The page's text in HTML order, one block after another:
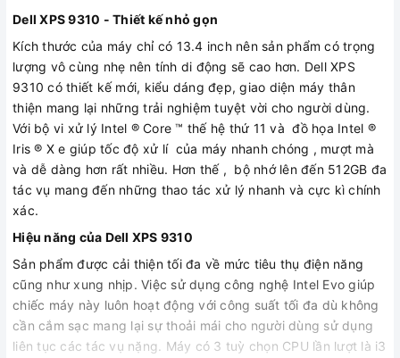
Dell XPS 9310 - Thiết kế nhỏ gọn
Kích thước của máy chỉ có 13.4 inch nên sản phẩm có trọng
lượng vô cùng nhẹ nên tính di động sẽ cao hơn. Dell XPS
9310 có thiết kế mới, kiểu dáng đẹp, giao diện máy thân
thiện mang lại những trải nghiệm tuyệt vời cho người dùng.
Với bộ vi xử lý Intel ® Core ™ thế hệ thứ 11 và đồ họa Intel ®
Iris ® X e giúp tốc độ xử lí của máy nhanh chóng , mượt mà
và dễ dàng hơn rất nhiều. Hơn thế , bộ nhớ lên đến 512GB đa
tác vụ mang đến những thao tác xử lý nhanh và cực kì chính
xác.
Hiệu năng của Dell XPS 9310
Sản phẩm được cải thiện tối đa về mức tiêu thụ điện năng
cũng như xung nhịp. Việc sử dụng công nghệ Intel Evo giúp
chiếc máy này luôn hoạt động với công suất tối đa dù không
cần cắm sạc mang lại sự thoải mái cho người dùng sử dụng
liên tục các tác vụ nặng. Máy có 3 tuỳ chọn CPU lần lượt là i3